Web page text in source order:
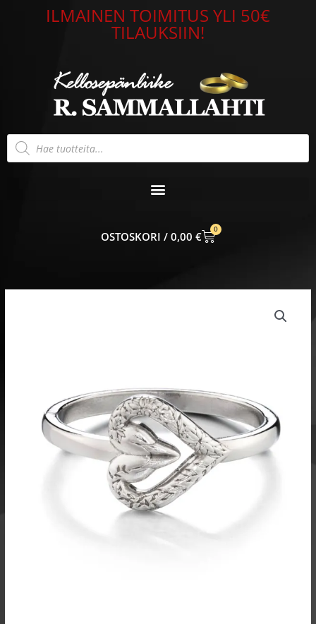
ILMAINEN TOIMITUS YLI 50€
TILAUKSIIN!
Products
search
0,00 €
0
CART